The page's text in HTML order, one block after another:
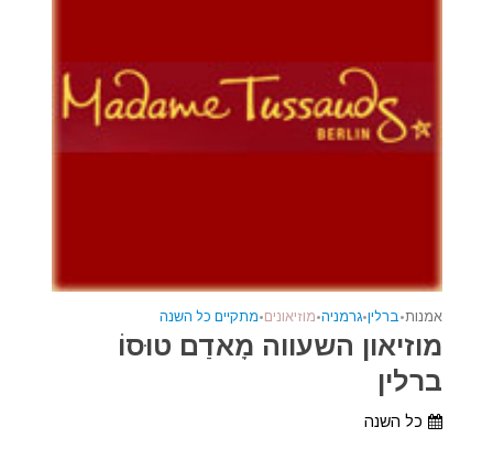
אמנות•ברלין•גרמניה•מוזיאונים•מתקיים כל השנה
מוזיאון השעווה מָאדַם טוּסוֹ
ברלין
כל השנה